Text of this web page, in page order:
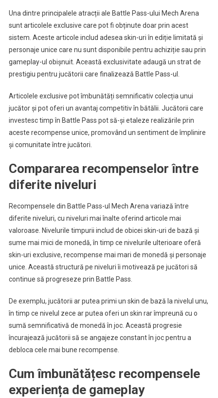
Una dintre principalele atracții ale Battle Pass-ului Mech Arena
sunt articolele exclusive care pot fi obținute doar prin acest
sistem. Aceste articole includ adesea skin-uri în ediție limitată și
personaje unice care nu sunt disponibile pentru achiziție sau prin
gameplay-ul obișnuit. Această exclusivitate adaugă un strat de
prestigiu pentru jucătorii care finalizează Battle Pass-ul.
Articolele exclusive pot îmbunătăți semnificativ colecția unui
jucător și pot oferi un avantaj competitiv în bătălii. Jucătorii care
investesc timp în Battle Pass pot să-și etaleze realizările prin
aceste recompense unice, promovând un sentiment de împlinire
și comunitate între jucători.
Compararea recompenselor între
diferite niveluri
Recompensele din Battle Pass-ul Mech Arena variază între
diferite niveluri, cu niveluri mai înalte oferind articole mai
valoroase. Nivelurile timpurii includ de obicei skin-uri de bază și
sume mai mici de monedă, în timp ce nivelurile ulterioare oferă
skin-uri exclusive, recompense mai mari de monedă și personaje
unice. Această structură pe niveluri îi motivează pe jucători să
continue să progreseze prin Battle Pass.
De exemplu, jucătorii ar putea primi un skin de bază la nivelul unu,
în timp ce nivelul zece ar putea oferi un skin rar împreună cu o
sumă semnificativă de monedă în joc. Această progresie
încurajează jucătorii să se angajeze constant în joc pentru a
debloca cele mai bune recompense.
Cum îmbunătățesc recompensele
experiența de gameplay